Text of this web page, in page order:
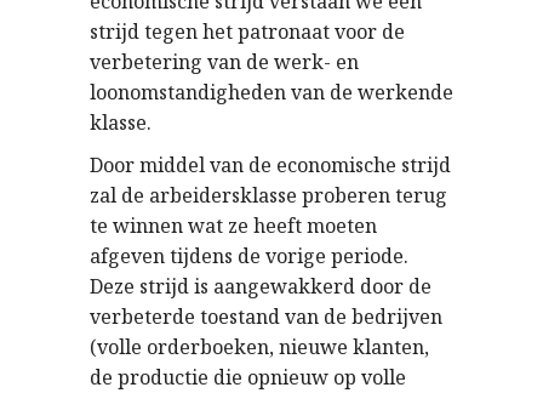
strijd tegen het patronaat voor de
verbetering van de werk- en
loonomstandigheden van de werkende
klasse.
Door middel van de economische strijd
zal de arbeidersklasse proberen terug
te winnen wat ze heeft moeten
afgeven tijdens de vorige periode.
Deze strijd is aangewakkerd door de
verbeterde toestand van de bedrijven
(volle orderboeken, nieuwe klanten,
de productie die opnieuw op volle